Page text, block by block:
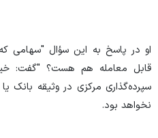
او در پاسخ به این سؤال "سهامی
قابل معامله هم هست؟ "گفت:
سپرده‌گذاری مرکزی در وثیقه بانک
نخواهد بود.